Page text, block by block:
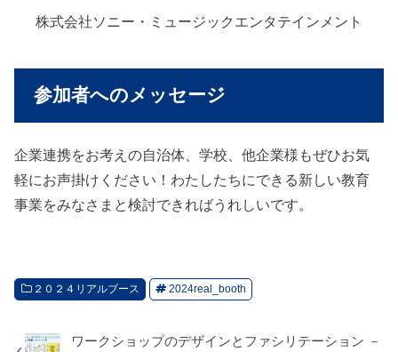
株式会社ソニー・ミュージックエンタテインメント
参加者へのメッセージ
企業連携をお考えの自治体、学校、他企業様もぜひお気
軽にお声掛けください！わたしたちにできる新しい教育
事業をみなさまと検討できればうれしいです。
２０２４リアルブース 2024real_booth
ワークショップのデザインとファシリテーション －